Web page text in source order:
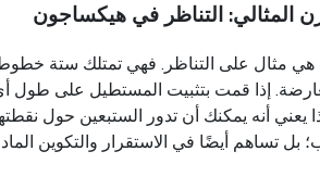
المثالي: التناظر في هيكساجون
هي مثال على التناظر. فهي تمتلك ستة
إذا قمت بتثبيت المستطيل على طول
بل تساهم أيضًا في الاستقرار والتكوين